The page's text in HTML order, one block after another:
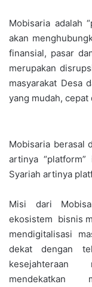
Mobisaria adalah
akan
finansial, pasar
merupakan
masyarakat Desa
yang mudah, cepat
Mobisaria berasal
artinya
Syariah artinya
Misi dari
ekosistem bisnis
mendigitalisasi
dekat dengan
kesejahteraan
mendekatkan